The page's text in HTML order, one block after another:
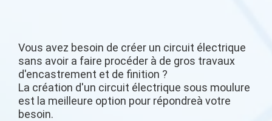
Vous avez besoin de créer un circuit électrique
sans avoir a faire procéder à de gros travaux
d'encastrement et de finition ?
La création d'un circuit électrique sous moulure
est la meilleure option pour répondreà votre
besoin.